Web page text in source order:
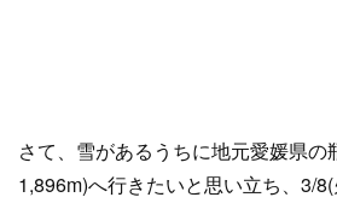
さて、雪があるうちに地元愛媛県の
1,896m)へ行きたいと思い立ち、3/